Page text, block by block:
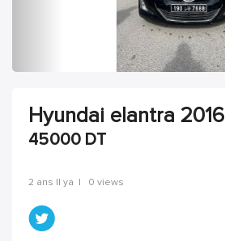
Hyundai elantra 2016
45000 DT
2 ans Il ya | 0 views